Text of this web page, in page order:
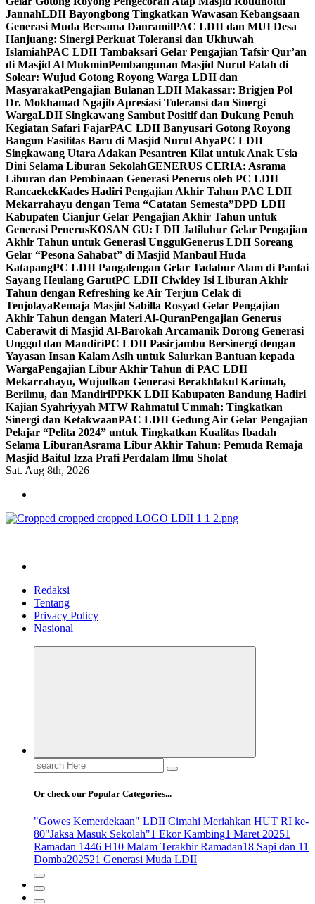
JannahLDII Bayongbong Tingkatkan Wawasan Kebangsaan
Generasi Muda Bersama DanramilPAC LDII dan MUI Desa
Hanjuang: Sinergi Perkuat Toleransi dan Ukhuwah
IslamiahPAC LDII Tambaksari Gelar Pengajian Tafsir Qur’an
di Masjid Al MukminPembangunan Masjid Nurul Fatah di
Solear: Wujud Gotong Royong Warga LDII dan
MasyarakatPengajian Bulanan LDII Makassar: Brigjen Pol
Dr. Mokhamad Ngajib Apresiasi Toleransi dan Sinergi
WargaLDII Singkawang Sambut Positif dan Dukung Penuh
Kegiatan Safari FajarPAC LDII Banyusari Gotong Royong
Bangun Fasilitas Baru di Masjid Nurul AhyaPC LDII
Singkawang Utara Adakan Pesantren Kilat untuk Anak Usia
Dini Selama Liburan SekolahGENERUS CERIA: Asrama
Liburan dan Pembinaan Generasi Penerus oleh PC LDII
RancaekekKades Hadiri Pengajian Akhir Tahun PAC LDII
Mekarrahayu dengan Tema “Catatan Semesta”DPD LDII
Kabupaten Cianjur Gelar Pengajian Akhir Tahun untuk
Generasi PenerusKOSAN GU: LDII Jatiluhur Gelar Pengajian
Akhir Tahun untuk Generasi UnggulGenerus LDII Soreang
Gelar “Pesona Sahabat” di Masjid Manbaul Huda
KatapangPC LDII Pangalengan Gelar Tadabur Alam di Pantai
Sayang Heulang GarutPC LDII Ciwidey Isi Liburan Akhir
Tahun dengan Refreshing ke Air Terjun Celak di
TenjolayaRemaja Masjid Sabilla Rosyad Gelar Pengajian
Akhir Tahun dengan Materi Al-QuranPengajian Generus
Caberawit di Masjid Al-Barokah Arcamanik Dorong Generasi
Unggul dan MandiriPC LDII Pasirjambu Bersinergi dengan
Yayasan Insan Kalam Asih untuk Salurkan Bantuan kepada
WargaPengajian Libur Akhir Tahun di PAC LDII
Mekarrahayu, Wujudkan Generasi Berakhlakul Karimah,
Berilmu, dan MandiriPPKK LDII Kabupaten Bandung Hadiri
Kajian Syahriyyah MTW Rahmatul Ummah: Tingkatkan
Sinergi dan KetakwaanPAC LDII Gedung Air Gelar Pengajian
Pelajar “Pelita 2024” untuk Tingkatkan Kualitas Ibadah
Selama LiburanAsrama Libur Akhir Tahun: Pemuda Remaja
Masjid Baitul Izza Prafi Perdalam Ilmu Sholat
Sat. Aug 8th, 2026
Redaksi
Tentang
Privacy Policy
Nasional
Search
for:
Or check our Popular Categories...
"Gowes Kemerdekaan" LDII Cimahi Meriahkan HUT RI ke-
80"Jaksa Masuk Sekolah"1 Ekor Kambing1 Maret 20251
Ramadan 1446 H10 Malam Terakhir Ramadan18 Sapi dan 11
Domba202521 Generasi Muda LDII